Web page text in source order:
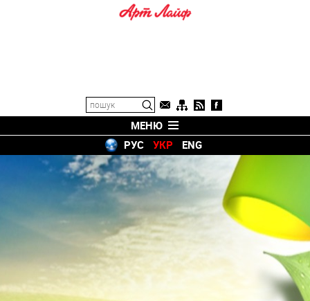
МЕНЮ
РУС
УКР ENG